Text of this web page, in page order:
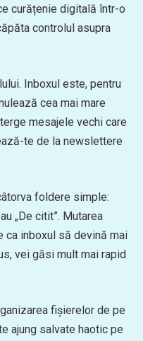
curățenie digitală într-o
controlul asupra
Inboxul este, pentru
cea mai mare
mesajele vechi care
te de la newslettere
foldere simple:
„De citit”. Mutarea
ca inboxul să devină mai
vei găsi mult mai rapid
fișierelor de pe
ajung salvate haotic pe